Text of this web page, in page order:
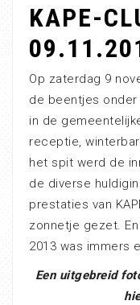
KAPE-
Op zaterdag 9
de beentjes onder
in de
receptie,
het spit werd de
de diverse
prestaties van
zonnetje gezet.
2013 was immers
Een uitgebreid